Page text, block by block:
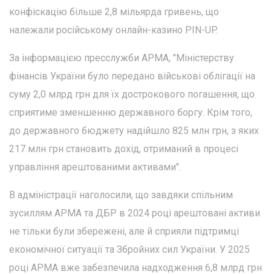
конфіскацію більше 2,8 мільярда гривень, що
належали російському онлайн-казино PIN-UP.
За інформацією пресслужби АРМА, "Міністерству
фінансів України було передано військові облігації на
суму 2,0 млрд грн для їх дострокового погашення, що
сприятиме зменшенню державного боргу. Крім того,
до державного бюджету надійшло 825 млн грн, з яких
217 млн грн становить дохід, отриманий в процесі
управління арештованими активами".
В адміністрації наголосили, що завдяки спільним
зусиллям АРМА та ДБР в 2024 році арештовані активи
не тільки були збережені, але й сприяли підтримці
економічної ситуації та Збройних сил України. У 2025
році АРМА вже забезпечила надходження 6,8 млрд грн